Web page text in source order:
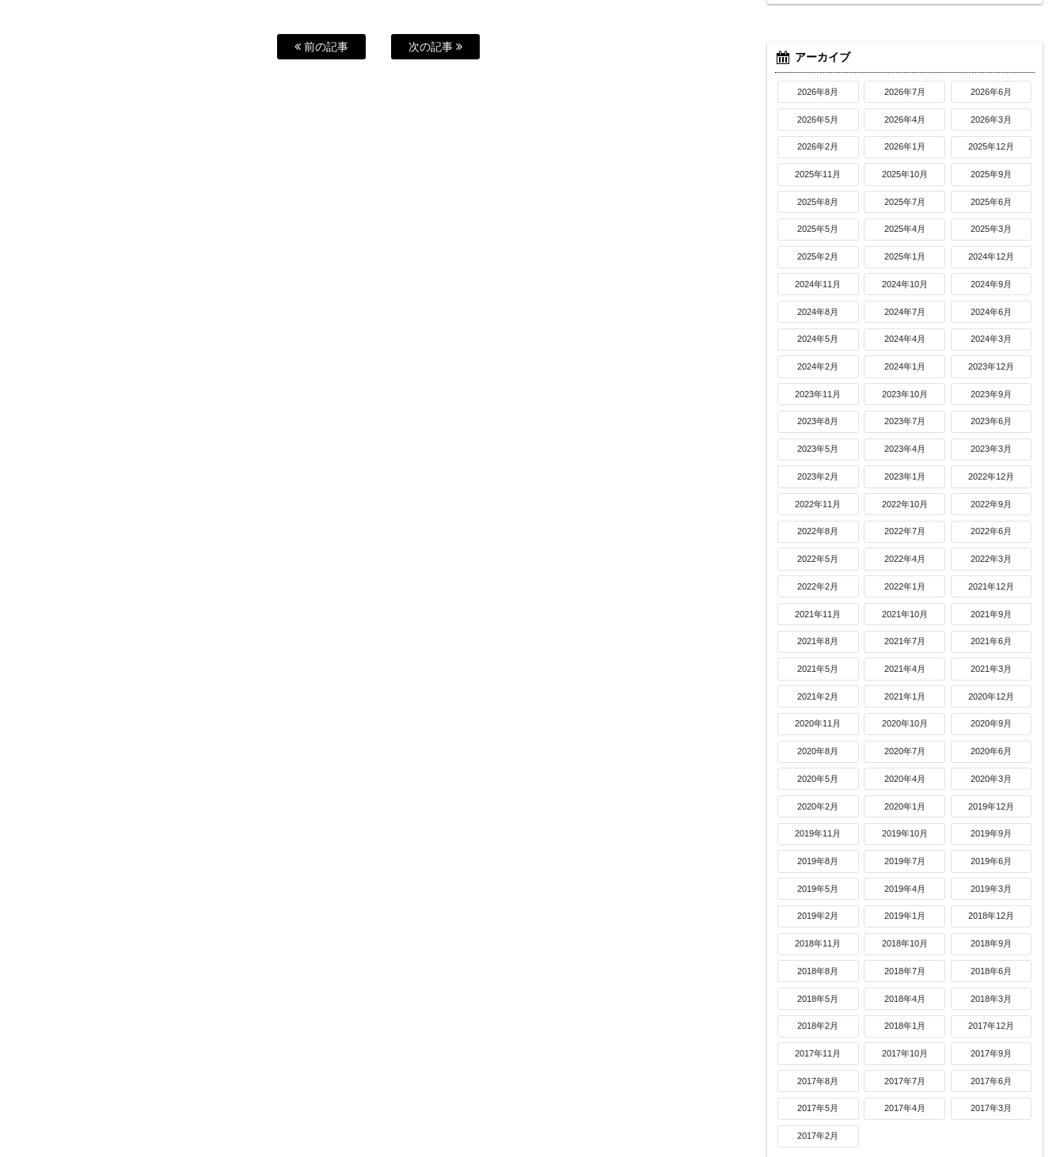
前の記事 次の記事
アーカイブ
2026年8月 2026年7月 2026年6月
2026年5月 2026年4月 2026年3月
2026年2月 2026年1月 2025年12月
2025年11月 2025年10月 2025年9月
2025年8月 2025年7月 2025年6月
2025年5月 2025年4月 2025年3月
2025年2月 2025年1月 2024年12月
2024年11月 2024年10月 2024年9月
2024年8月 2024年7月 2024年6月
2024年5月 2024年4月 2024年3月
2024年2月 2024年1月 2023年12月
2023年11月 2023年10月 2023年9月
2023年8月 2023年7月 2023年6月
2023年5月 2023年4月 2023年3月
2023年2月 2023年1月 2022年12月
2022年11月 2022年10月 2022年9月
2022年8月 2022年7月 2022年6月
2022年5月 2022年4月 2022年3月
2022年2月 2022年1月 2021年12月
2021年11月 2021年10月 2021年9月
2021年8月 2021年7月 2021年6月
2021年5月 2021年4月 2021年3月
2021年2月 2021年1月 2020年12月
2020年11月 2020年10月 2020年9月
2020年8月 2020年7月 2020年6月
2020年5月 2020年4月 2020年3月
2020年2月 2020年1月 2019年12月
2019年11月 2019年10月 2019年9月
2019年8月 2019年7月 2019年6月
2019年5月 2019年4月 2019年3月
2019年2月 2019年1月 2018年12月
2018年11月 2018年10月 2018年9月
2018年8月 2018年7月 2018年6月
2018年5月 2018年4月 2018年3月
2018年2月 2018年1月 2017年12月
2017年11月 2017年10月 2017年9月
2017年8月 2017年7月 2017年6月
2017年5月 2017年4月 2017年3月
2017年2月